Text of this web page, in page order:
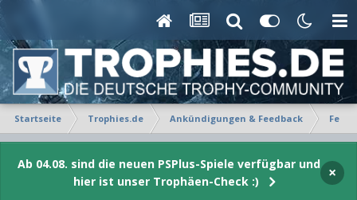
Startseite Trophies.de Ankündigungen & Feedback
Ab 04.08. sind die neuen PSPlus-Spiele verfügbar und
hier ist unser Trophäen-Check :)
×